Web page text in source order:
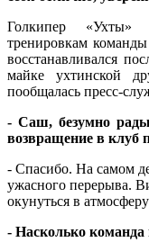
Голкипер
тренировкам
восстанавливался
майке ухтинской
пообщалась пресс-
- Саш, безумно
возвращение в клуб
- Спасибо. На самом
ужасного перерыва.
окунуться в
- Насколько команда